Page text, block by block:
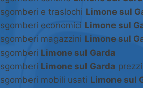
sgomberi e traslochi Limone sul
sgomberi economici Limone sul
sgomberi magazzini Limone sul
sgomberi Limone sul Garda
sgomberi Limone sul Garda prezzi
sgomberi mobili usati Limone sul